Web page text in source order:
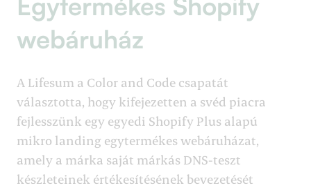
webáruház
A Lifesum a Color and Code csapatát
választotta, hogy kifejezetten a svéd piacra
fejlesszünk egy egyedi Shopify Plus alapú
mikro landing egytermékes webáruházat,
amely a márka saját márkás DNS-teszt
készleteinek értékesítésének bevezetését